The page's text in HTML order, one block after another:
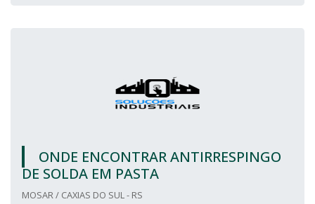
ONDE ENCONTRAR ANTIRRESPINGO
DE SOLDA EM PASTA
MOSAR / CAXIAS DO SUL - RS